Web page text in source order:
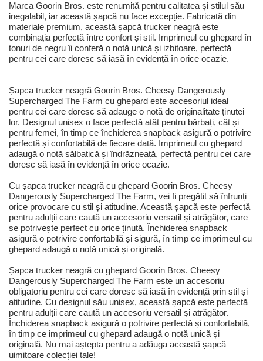
Marca Goorin Bros. este renumită pentru calitatea și stilul său
inegalabil, iar această șapcă nu face excepție. Fabricată din
materiale premium, această șapcă trucker neagră este
combinația perfectă între confort și stil. Imprimeul cu ghepard în
tonuri de negru îi conferă o notă unică și izbitoare, perfectă
pentru cei care doresc să iasă în evidență în orice ocazie.
Șapca trucker neagră Goorin Bros. Cheesy Dangerously
Supercharged The Farm cu ghepard este accesoriul ideal
pentru cei care doresc să adauge o notă de originalitate ținutei
lor. Designul unisex o face perfectă atât pentru bărbați, cât și
pentru femei, în timp ce închiderea snapback asigură o potrivire
perfectă și confortabilă de fiecare dată. Imprimeul cu ghepard
adaugă o notă sălbatică și îndrăzneață, perfectă pentru cei care
doresc să iasă în evidență în orice ocazie.
Cu șapca trucker neagră cu ghepard Goorin Bros. Cheesy
Dangerously Supercharged The Farm, vei fi pregătit să înfrunți
orice provocare cu stil și atitudine. Această șapcă este perfectă
pentru adulții care caută un accesoriu versatil și atrăgător, care
se potrivește perfect cu orice ținută. Închiderea snapback
asigură o potrivire confortabilă și sigură, în timp ce imprimeul cu
ghepard adaugă o notă unică și originală.
Șapca trucker neagră cu ghepard Goorin Bros. Cheesy
Dangerously Supercharged The Farm este un accesoriu
obligatoriu pentru cei care doresc să iasă în evidență prin stil și
atitudine. Cu designul său unisex, această șapcă este perfectă
pentru adulții care caută un accesoriu versatil și atrăgător.
Închiderea snapback asigură o potrivire perfectă și confortabilă,
în timp ce imprimeul cu ghepard adaugă o notă unică și
originală. Nu mai aștepta pentru a adăuga această șapcă
uimitoare colecției tale!